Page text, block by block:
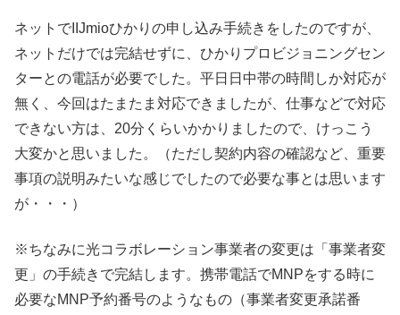
ネットでIIJmioひかりの申し込み手続きをしたのですが、
ネットだけでは完結せずに、ひかりプロビジョニングセン
ターとの電話が必要でした。平日日中帯の時間しか対応が
無く、今回はたまたま対応できましたが、仕事などで対応
できない方は、20分くらいかかりましたので、けっこう
大変かと思いました。（ただし契約内容の確認など、重要
事項の説明みたいな感じでしたので必要な事とは思います
が・・・）
※ちなみに光コラボレーション事業者の変更は「事業者変
更」の手続きで完結します。携帯電話でMNPをする時に
必要なMNP予約番号のようなもの（事業者変更承諾番